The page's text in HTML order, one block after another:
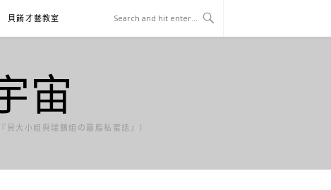
貝餚才藝教室
宙
大小姐與瑞餚姐の囂脂私蜜話』）